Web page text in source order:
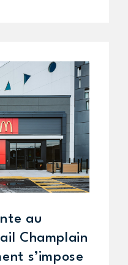
au
Champlain
s’impose